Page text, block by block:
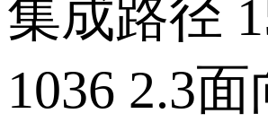
集成路径
1036 2.3面